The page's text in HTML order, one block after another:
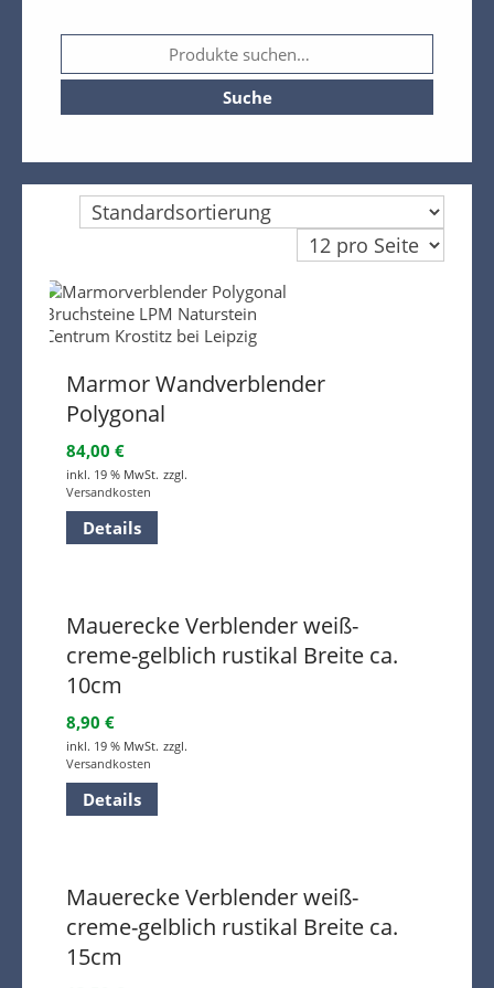
Warenkorb
Kreta Keramik und weitere
Spezialitäten
Dekoration
Bodenbelag
Verblender
Pflanzen / Bäume
Suche
Marmor Wandverblender
Polygonal
84,00 €
inkl. 19 % MwSt. zzgl.
Versandkosten
Details
Mauerecke Verblender weiß-
creme-gelblich rustikal Breite ca.
10cm
8,90 €
inkl. 19 % MwSt. zzgl.
Versandkosten
Details
Mauerecke Verblender weiß-
creme-gelblich rustikal Breite ca.
15cm